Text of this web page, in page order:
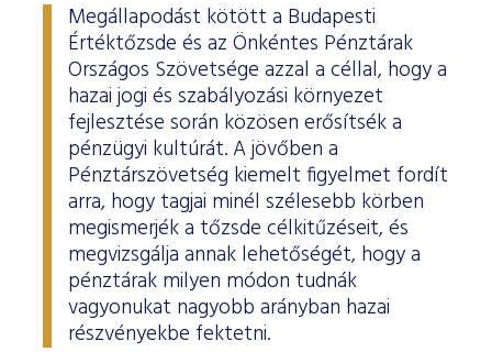
Megállapodást kötött a Budapesti
Értéktőzsde és az Önkéntes Pénztárak
Országos Szövetsége azzal a céllal, hogy a
hazai jogi és szabályozási környezet
fejlesztése során közösen erősítsék a
pénzügyi kultúrát. A jövőben a
Pénztárszövetség kiemelt figyelmet fordít
arra, hogy tagjai minél szélesebb körben
megismerjék a tőzsde célkitűzéseit, és
megvizsgálja annak lehetőségét, hogy a
pénztárak milyen módon tudnák
vagyonukat nagyobb arányban hazai
részvényekbe fektetni.